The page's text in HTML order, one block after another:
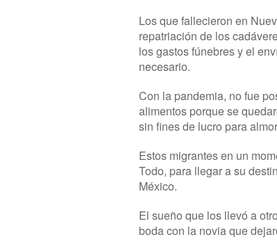
Los que fallecieron en
repatriación de los
los gastos fúnebres y el
necesario.
Con la pandemia, no fue
alimentos porque se
sin fines de lucro para
Estos migrantes en un
Todo, para llegar a su
México.
El sueño que los llevó a
boda con la novia que